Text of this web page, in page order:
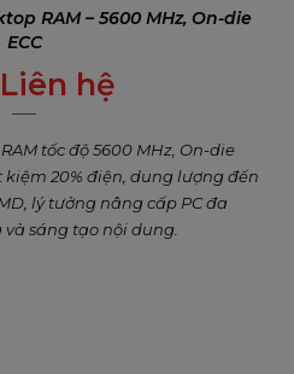
RAM – 5600 MHz, On-die
ECC
Liên hệ
0₫
tốc độ 5600 MHz, On-die
kiệm 20% điện, dung lượng đến
lý tưởng nâng cấp PC đa
sáng tạo nội dung.